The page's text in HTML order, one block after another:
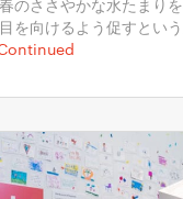
のささやかな水たまりを
を向けるよう促すとい